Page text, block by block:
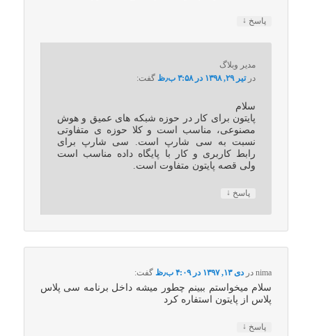
پاسخ ↓
مدیر وبلاگ
درتیر ۲۹, ۱۳۹۸ در ۳:۵۸ ب٫ظ گفت:
سلام
پایتون برای کار در حوزه شبکه های عمیق و هوش
مصنوعی، مناسب است و کلا حوزه ی متفاوتی
نسبت به سی شارپ است. سی شارپ برای
رابط کاربری و کار با پایگاه داده مناسب است
ولی قصه پایتون متفاوت است.
پاسخ ↓
nimaدردی ۱۳, ۱۳۹۷ در ۴:۰۹ ب٫ظ گفت:
سلام میخواستم ببینم چطور میشه داخل برنامه سی پلاس
پلاس از پایتون استفاره کرد
پاسخ ↓